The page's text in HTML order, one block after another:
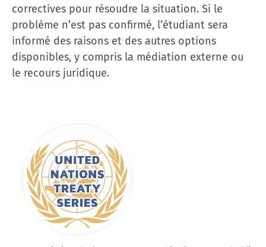
correctives pour résoudre la situation. Si le
problème n’est pas confirmé, l’étudiant sera
informé des raisons et des autres options
disponibles, y compris la médiation externe ou
le recours juridique.